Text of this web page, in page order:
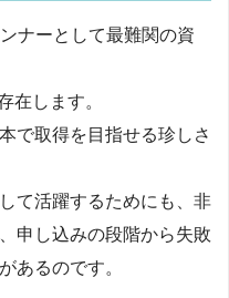
ナーとして最難関の資
在します。
で取得を目指せる珍しさ
て活躍するためにも、非
申し込みの段階から失敗
あるのです。